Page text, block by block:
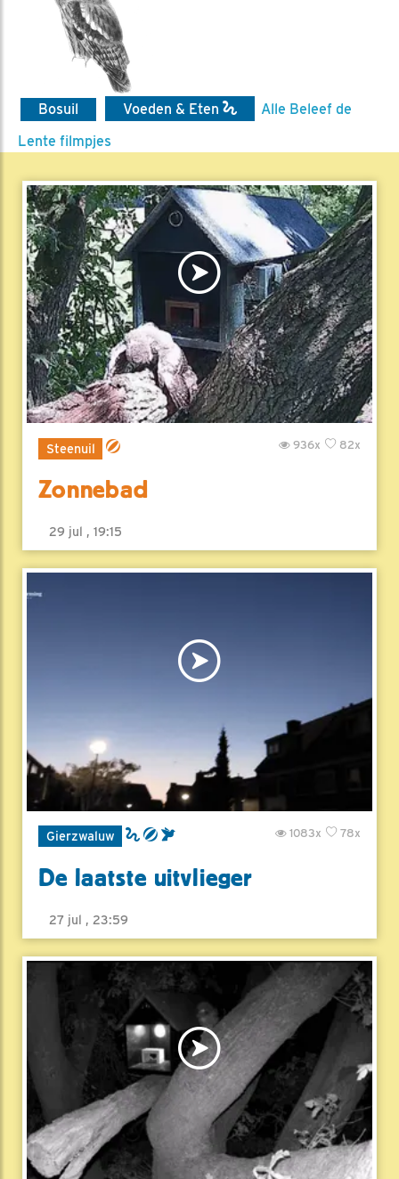
Bosuil Voeden & Eten
Alle Beleef de
Lente filmpjes
Steenuil 82x
936x
Zonnebad
29 jul , 19:15
Gierzwaluw 78x
1083x
De laatste uitvlieger
27 jul , 23:59